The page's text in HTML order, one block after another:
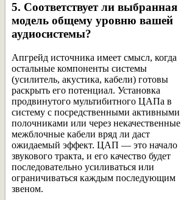
5. Соответствует ли выбранная
модель общему уровню вашей
аудиосистемы?
Апгрейд источника имеет смысл, когда
остальные компоненты системы
(усилитель, акустика, кабели) готовы
раскрыть его потенциал. Установка
продвинутого мультибитного ЦАПа в
систему с посредственными активными
полочниками или через некачественные
межблочные кабели вряд ли даст
ожидаемый эффект. ЦАП — это начало
звукового тракта, и его качество будет
последовательно усиливаться или
ограничиваться каждым последующим
звеном.